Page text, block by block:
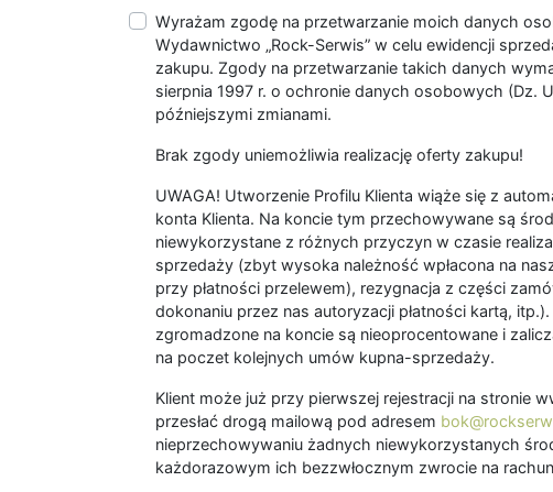
Wyrażam zgodę na przetwarzanie moich danych
Wydawnictwo „Rock-Serwis” w celu ewidencji
zakupu. Zgody na przetwarzanie takich danych
sierpnia 1997 r. o ochronie danych osobowych (Dz.
późniejszymi zmianami.
Brak zgody uniemożliwia realizację oferty zakupu!
UWAGA! Utworzenie Profilu Klienta wiąże się z
konta Klienta. Na koncie tym przechowywane są
niewykorzystane z różnych przyczyn w czasie
sprzedaży (zbyt wysoka należność wpłacona na
przy płatności przelewem), rezygnacja z części
dokonaniu przez nas autoryzacji płatności kartą,
zgromadzone na koncie są nieoprocentowane i
na poczet kolejnych umów kupna-sprzedaży.
Klient może już przy pierwszej rejestracji na stronie
przesłać drogą mailową pod adresem
nieprzechowywaniu żadnych niewykorzystanych
każdorazowym ich bezzwłocznym zwrocie na